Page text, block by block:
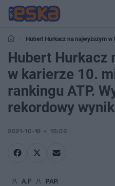
Hubert Hurkacz na najwyższym
Wyrównał rekordowy wynik!
Hubert Hurkacz
w karierze 10.
rankingu ATP.
rekordowy
2021-10-18 15:06
A.F PAP.